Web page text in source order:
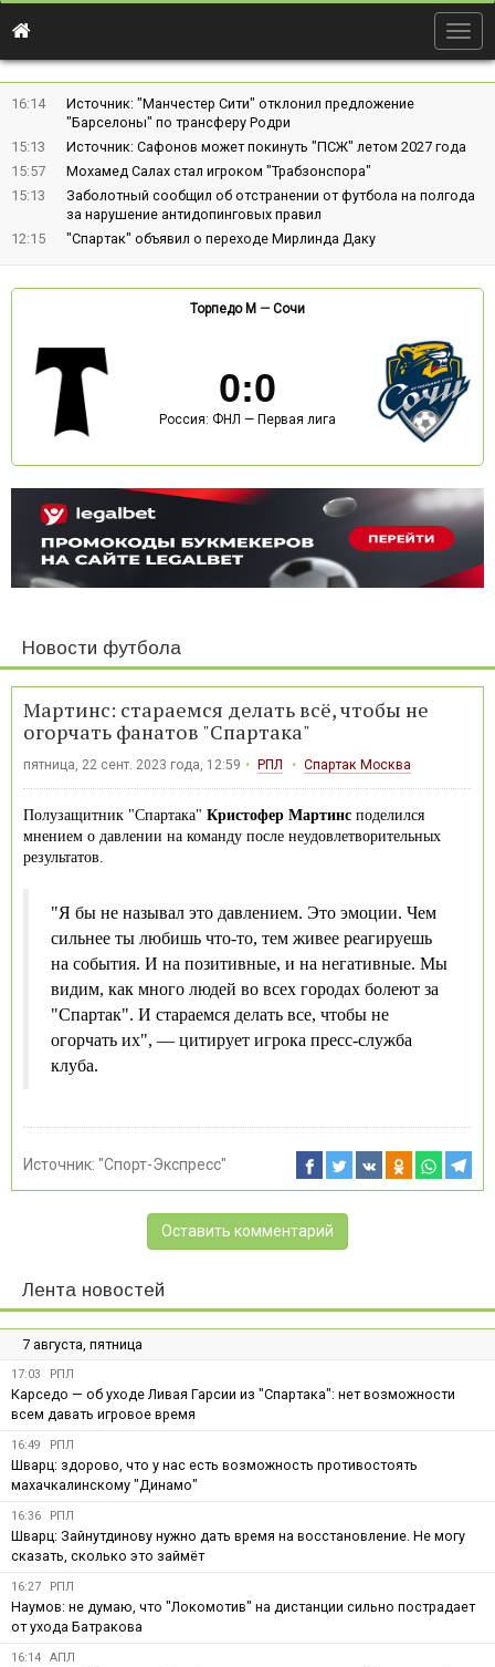
16:14
Источник: "Манчестер Сити" отклонил предложение
"Барселоны" по трансферу Родри
15:13
Источник: Сафонов может покинуть "ПСЖ" летом 2027 года
15:57
Мохамед Салах стал игроком "Трабзонспора"
15:13
Заболотный сообщил об отстранении от футбола на полгода
за нарушение антидопинговых правил
12:15
"Спартак" объявил о переходе Мирлинда Даку
Торпедо М — Сочи
0:0
Россия: ФНЛ — Первая лига
Новости футбола
Мартинс: стараемся делать всё, чтобы не
огорчать фанатов "Спартака"
пятница, 22 сент. 2023 года, 12:59 РПЛ Спартак Москва
Полузащитник "Спартака" Кристофер Мартинс поделился
мнением о давлении на команду после неудовлетворительных
результатов.
"Я бы не называл это давлением. Это эмоции. Чем
сильнее ты любишь что-то, тем живее реагируешь
на события. И на позитивные, и на негативные. Мы
видим, как много людей во всех городах болеют за
"Спартак". И стараемся делать все, чтобы не
огорчать их", — цитирует игрока пресс-служба
клуба.
Источник: "Спорт-Экспресс"
Оставить комментарий
Лента новостей
7 августа, пятница
17:03 РПЛ
Карседо — об уходе Ливая Гарсии из "Спартака": нет возможности
всем давать игровое время
16:49 РПЛ
Шварц: здорово, что у нас есть возможность противостоять
махачкалинскому "Динамо"
16:36 РПЛ
Шварц: Зайнутдинову нужно дать время на восстановление. Не могу
сказать, сколько это займёт
16:27 РПЛ
Наумов: не думаю, что "Локомотив" на дистанции сильно пострадает
от ухода Батракова
16:14 АПЛ